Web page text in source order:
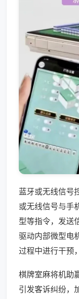
蓝牙或无线信号
或无线信号与手
型等指令，发送
驱动内部微型电
过程中进行干预
棋牌室麻将机助
引发客诉纠纷，